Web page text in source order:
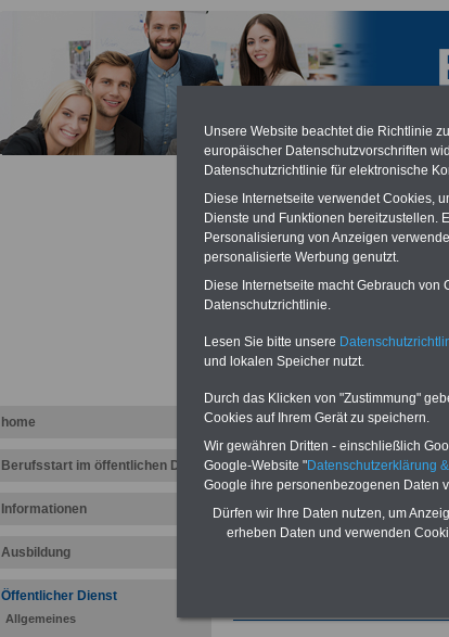
home
Berufsstart im öffentlichen Dienst
Informationen
Ausbildung
Öffentlicher Dienst
Allgemeines
Öffentlicher Dienst
Sie interessieren sich für einen
Unsere Website beachtet die Richtlinie
europäischer Datenschutzvorschriften
Datenschutzrichtlinie für elektronische
Diese Internetseite verwendet Cookies,
Dienste und Funktionen bereitzustellen.
Personalisierung von Anzeigen
personalisierte Werbung genutzt.
Diese Internetseite macht Gebrauch
Datenschutzrichtlinie.
Lesen Sie bitte unsere
und lokalen Speicher nutzt.
Durch das Klicken von "Zustimmung"
Cookies auf Ihrem Gerät zu speichern.
Wir gewähren Dritten - einschließlich
Google-Website "Datenschutzerklärung
Google ihre personenbezogenen Daten
Dürfen wir Ihre Daten nutzen, um
erheben Daten und verwenden